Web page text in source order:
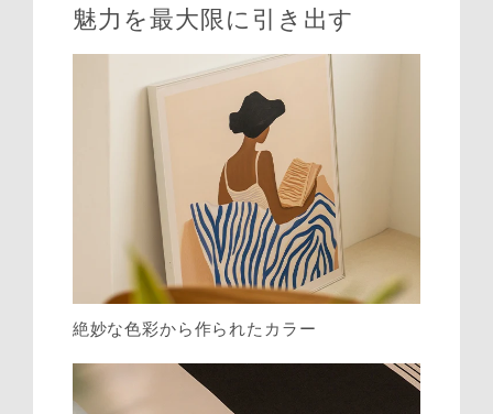
魅力を最大限に引き出す
絶妙な色彩から作られたカラー